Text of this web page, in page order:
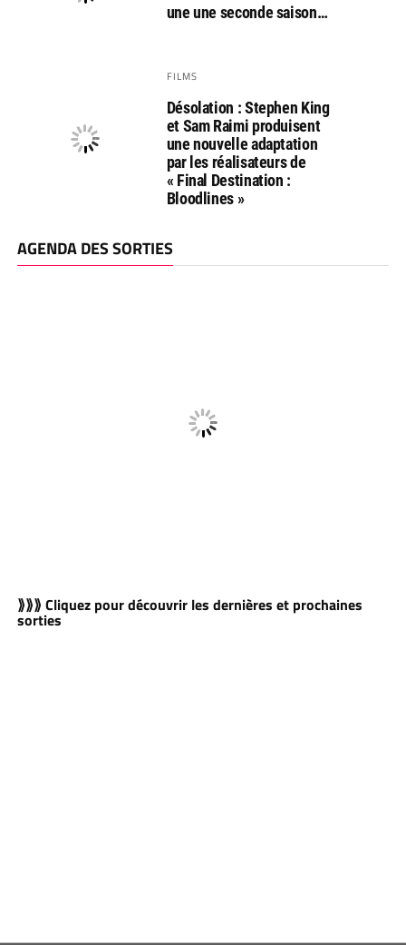
une une seconde saison…
FILMS
Désolation : Stephen King
et Sam Raimi produisent
une nouvelle adaptation
par les réalisateurs de
« Final Destination :
Bloodlines »
AGENDA DES SORTIES
⟫⟫⟫ Cliquez pour découvrir les dernières et prochaines
sorties